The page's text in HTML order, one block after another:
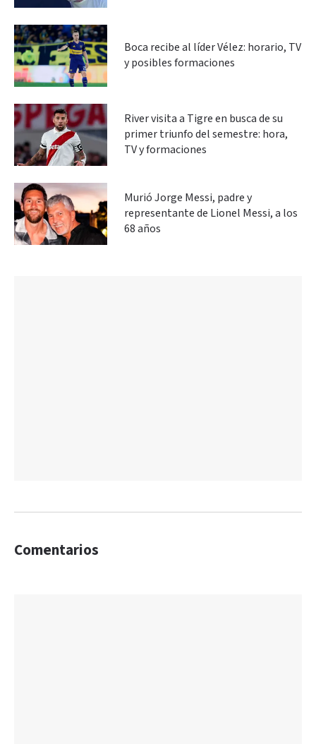
Boca recibe al líder Vélez: horario, TV
y posibles formaciones
River visita a Tigre en busca de su
primer triunfo del semestre: hora,
TV y formaciones
Murió Jorge Messi, padre y
representante de Lionel Messi, a los
68 años
Comentarios